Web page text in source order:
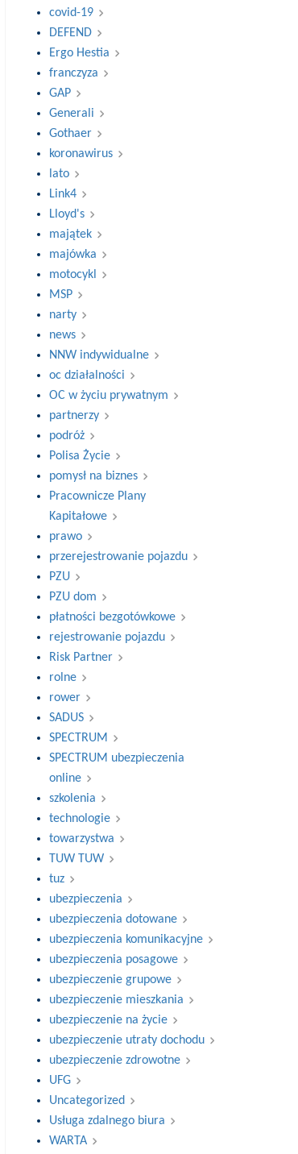
covid-19
DEFEND
Ergo Hestia
franczyza
GAP
Generali
Gothaer
koronawirus
lato
Link4
Lloyd's
majątek
majówka
motocykl
MSP
narty
news
NNW indywidualne
oc działalności
OC w życiu prywatnym
partnerzy
podróż
Polisa Życie
pomysł na biznes
Pracownicze Plany
Kapitałowe
prawo
przerejestrowanie pojazdu
PZU
PZU dom
płatności bezgotówkowe
rejestrowanie pojazdu
Risk Partner
rolne
rower
SADUS
SPECTRUM
SPECTRUM ubezpieczenia
online
szkolenia
technologie
towarzystwa
TUW TUW
tuz
ubezpieczenia
ubezpieczenia dotowane
ubezpieczenia komunikacyjne
ubezpieczenia posagowe
ubezpieczenie grupowe
ubezpieczenie mieszkania
ubezpieczenie na życie
ubezpieczenie utraty dochodu
ubezpieczenie zdrowotne
UFG
Uncategorized
Usługa zdalnego biura
WARTA